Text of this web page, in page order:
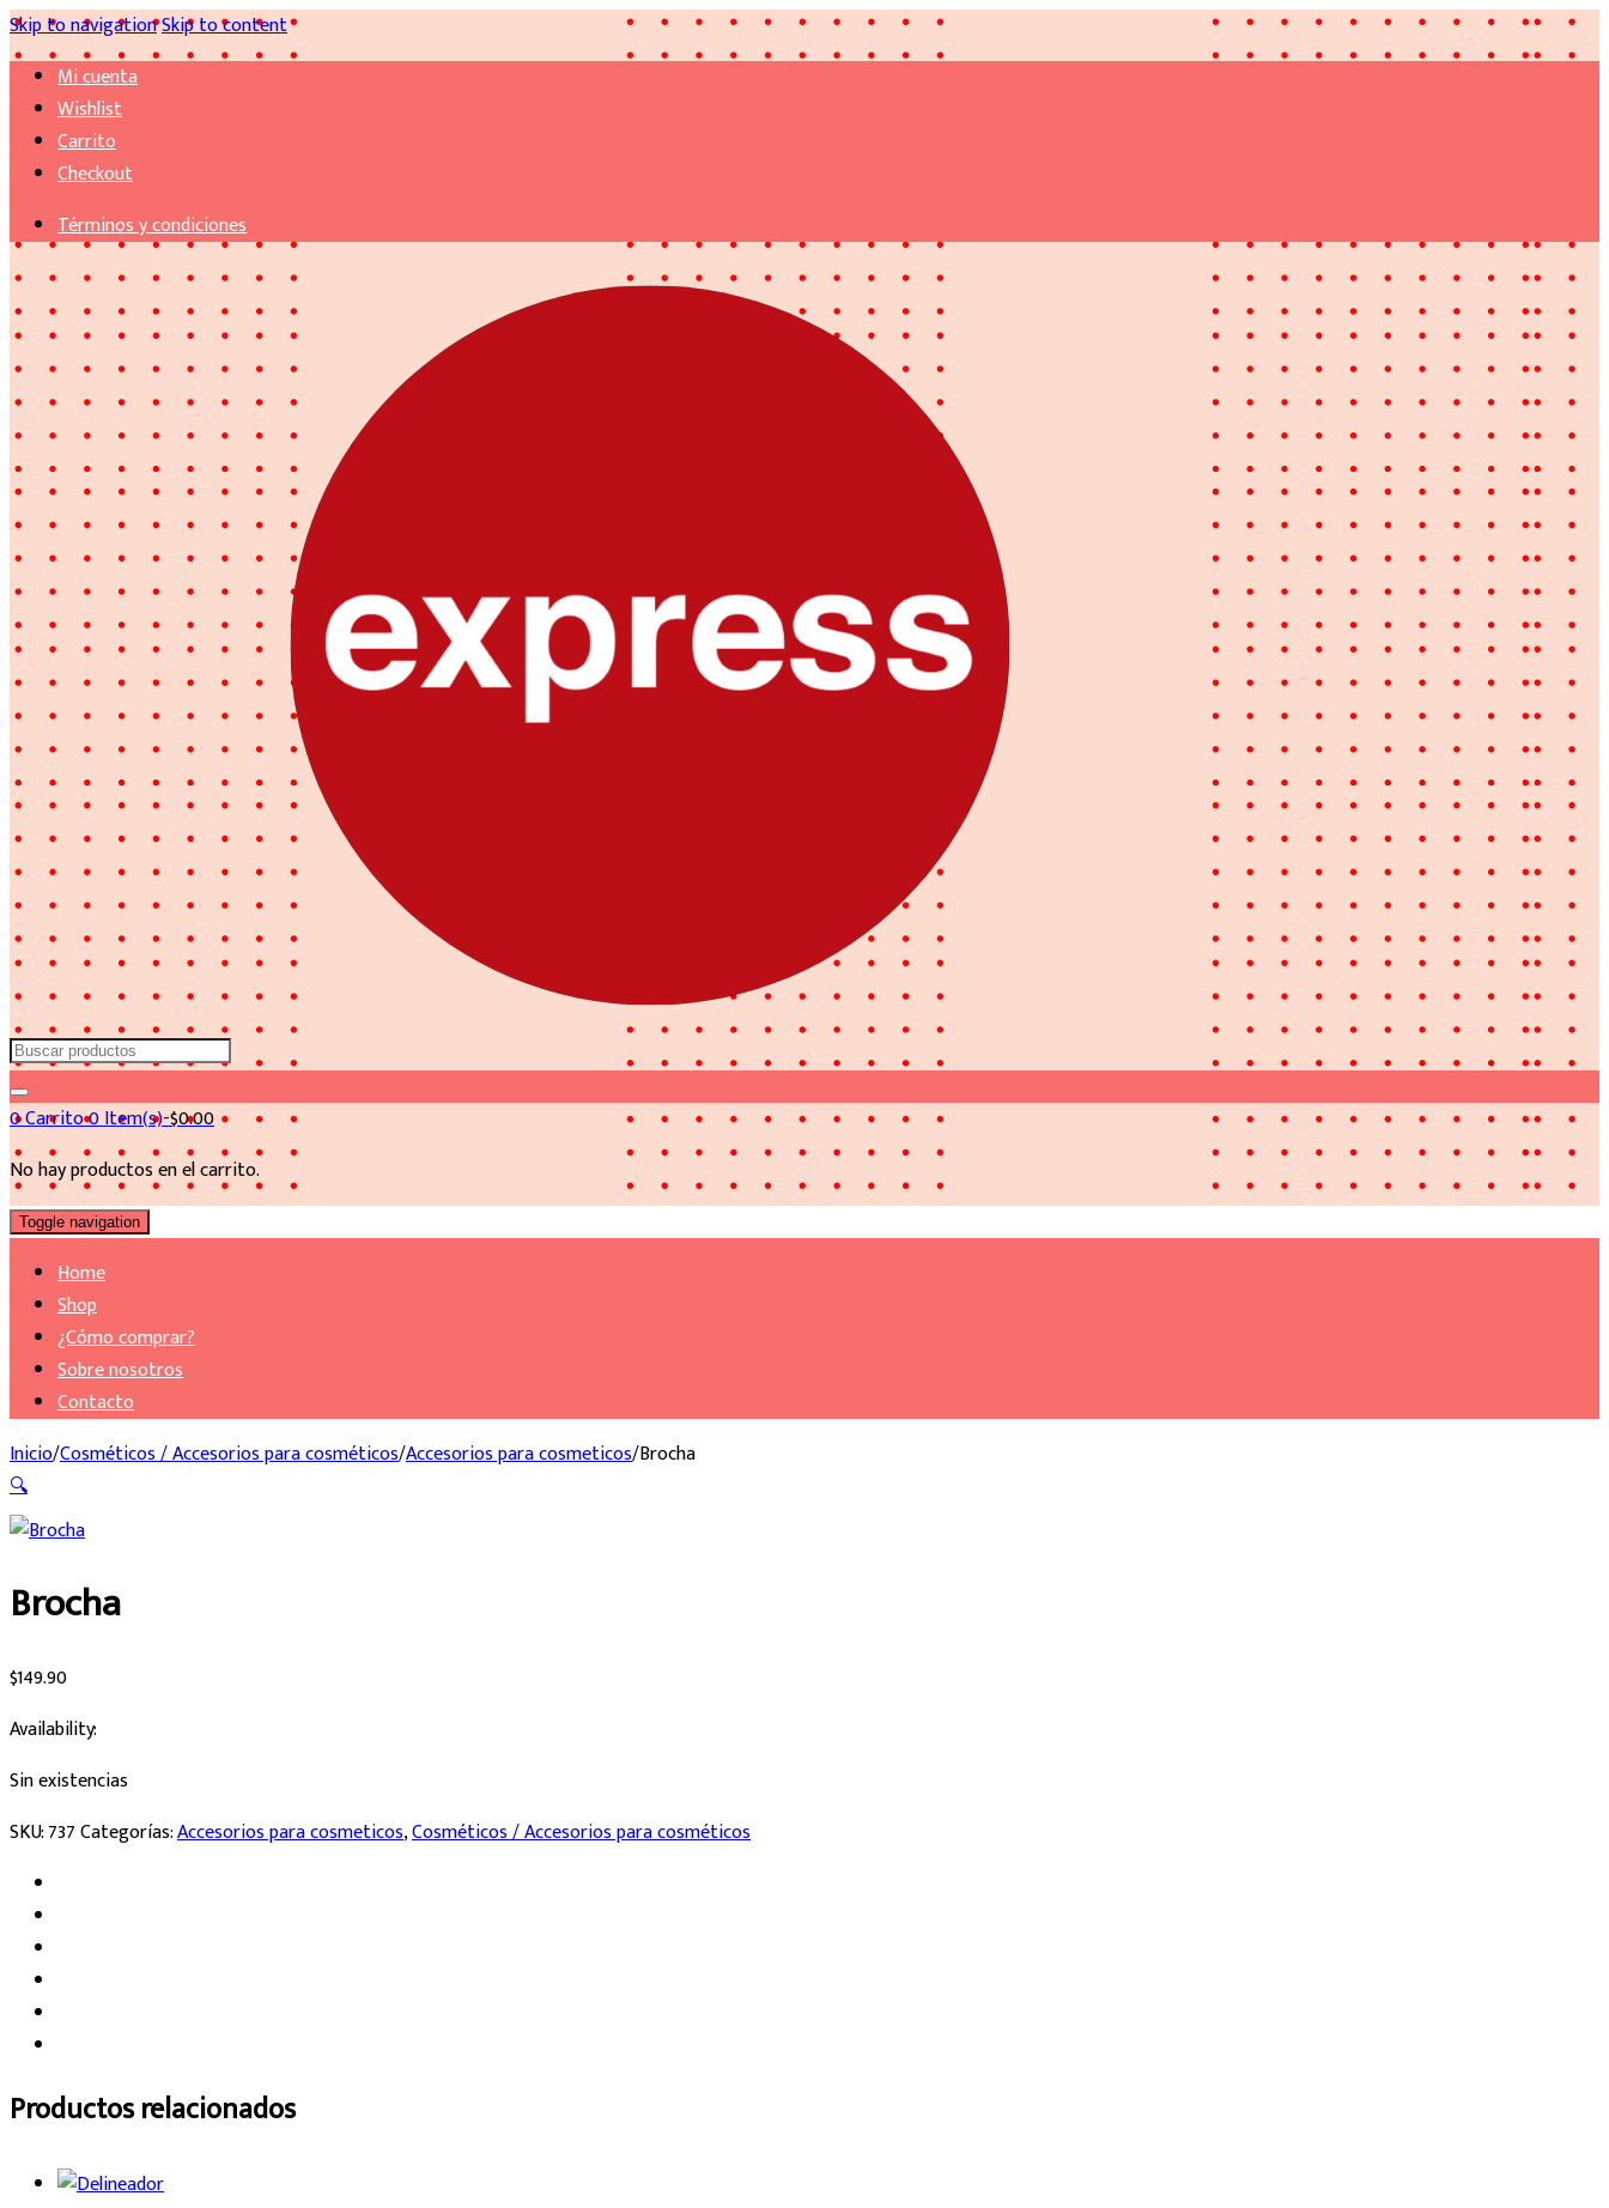
Skip to navigationSkip to content
Mi cuenta
Wishlist
Carrito
Checkout
Términos y condiciones
Search
for:
0Carrito0 Item(s)-$0.00
No hay productos en el carrito.
Toggle navigation
Home
Shop
¿Cómo comprar?
Sobre nosotros
Contacto
Inicio/Cosméticos / Accesorios para cosméticos/Accesorios para cosmeticos/Brocha
🔍
Brocha
$149.90
Availability:
Sin existencias
SKU:737Categorías:Accesorios para cosmeticos,Cosméticos / Accesorios para cosméticos
Productos relacionados